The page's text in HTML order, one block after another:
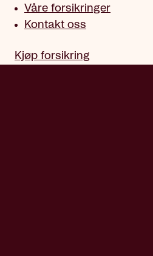
Våre forsikringer
Kontakt oss
Kjøp forsikring